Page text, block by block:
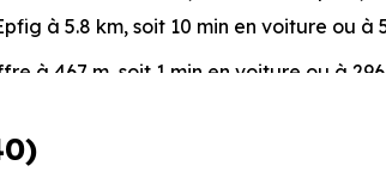
à 5.8 km, soit 10 min en voiture ou à
à 467 m, soit 1 min en voiture ou à